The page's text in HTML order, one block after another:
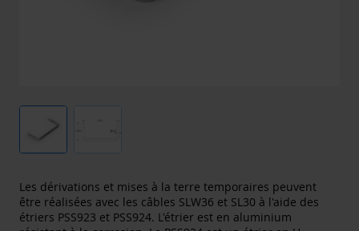
Les dérivations et mises à la terre temporaires peuvent
être réalisées avec les câbles SLW36 et SL30 à l'aide des
étriers PSS923 et PSS924. L'étrier est en aluminium